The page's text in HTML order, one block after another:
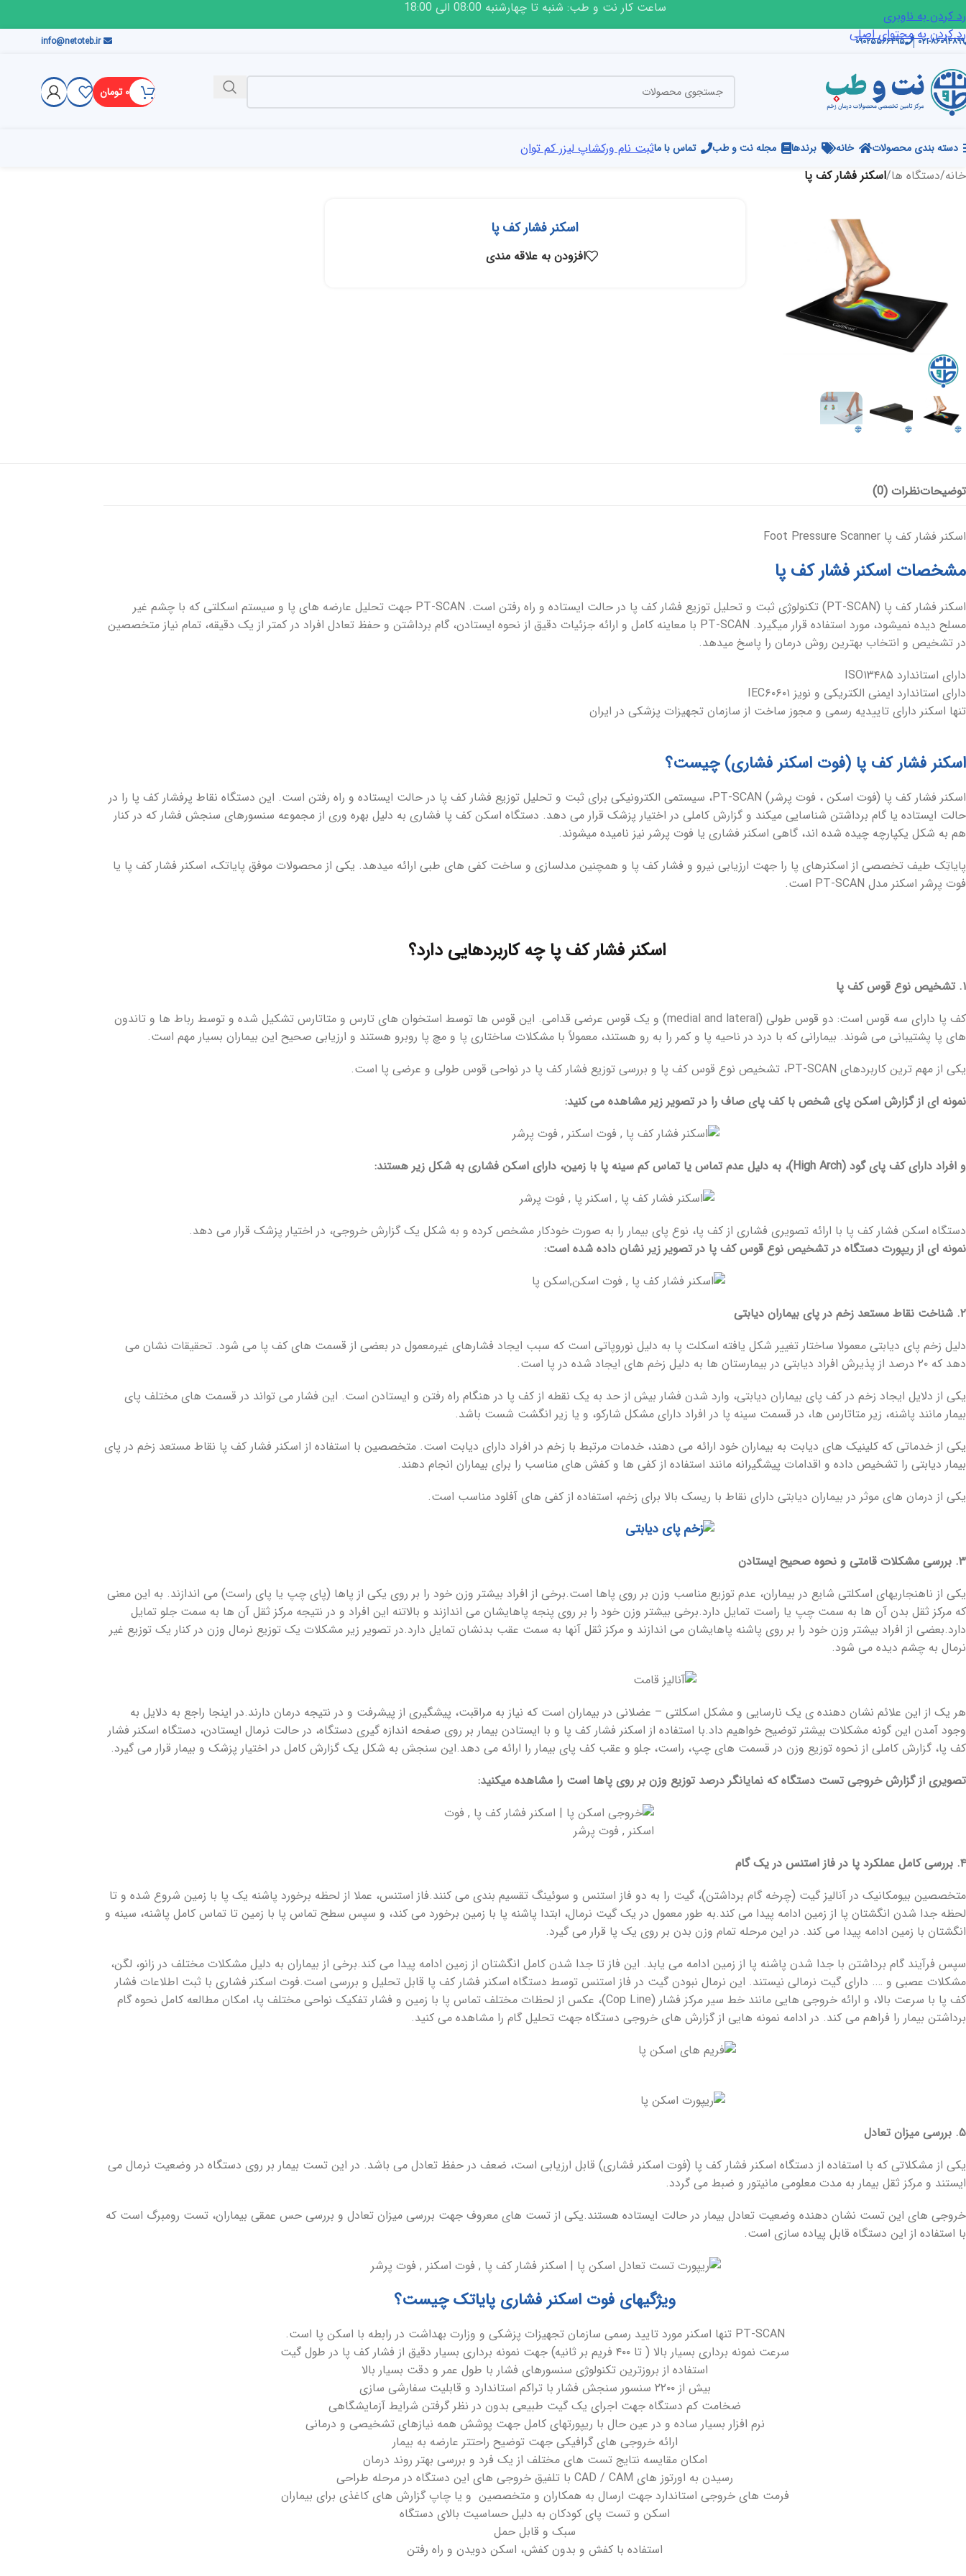
رد کردن به ناوبری
رد کردن به محتوای اصلی
ساعت کار نت و طب: شنبه تا چهارشنبه 08:00 الی 18:00
۰۲۱-۸۶۰۹۴۸۹۹ ۰۹۰۲۵۵۶۶۴۹۵ info@netoteb.ir
۰ تومان
دسته بندی محصولات
پانسمان آلژینات
هیدروکلوئید
خانه برندها مجله نت و طب تماس با ماثبت نام ورکشاپ لیزر کم توان
خانه/دستگاه ها/اسکنر فشار کف پا
اسکنر فشار کف پا
افزودن به علاقه مندی
توضیحاتنظرات (0)
اسکنر فشار کف پا Foot Pressure Scanner
مشخصات اسکنر فشار کف پا
اسکنر فشار کف پا (PT-SCAN) تکنولوژی ثبت و تحلیل توزیع فشار کف پا در حالت ایستاده و راه رفتن است. PT-SCAN جهت تحلیل عارضه های پا و سیستم اسکلتی که با چشم غیر
مسلح دیده نمیشود، مورد استفاده قرار میگیرد. PT-SCAN با معاینه کامل و ارائه جزئیات دقیق از نحوه ایستادن، گام برداشتن و حفظ تعادل افراد در کمتر از یک دقیقه، تمام نیاز متخصصین
در تشخیص و انتخاب بهترین روش درمان را پاسخ میدهد.
دارای استاندارد ISO۱۳۴۸۵
دارای استاندارد ایمنی الکتریکی و نویز IEC۶۰۶۰۱
تنها اسکنر دارای تاییدیه رسمی و مجوز ساخت از سازمان تجهیزات پزشکی در ایران
اسکنر فشار کف پا (فوت اسکنر فشاری) چیست؟
اسکنر فشار کف پا (فوت اسکن ، فوت پرشر) PT-SCAN، سیستمی الکترونیکی برای ثبت و تحلیل توزیع فشار کف پا در حالت ایستاده و راه رفتن است. این دستگاه نقاط پرفشار کف پا را در
حالت ایستاده یا گام برداشتن شناسایی میکند و گزارش کاملی در اختیار پزشک قرار می دهد. دستگاه اسکن کف پا فشاری به دلیل بهره وری از مجموعه سنسورهای سنجش فشار که در کنار
هم به شکل یکپارچه چیده شده اند، گاهی اسکنر فشاری یا فوت پرشر نیز نامیده میشوند.
پایاتِک طیف تخصصی از اسکنرهای پا را جهت ارزیابی نیرو و فشار کف پا و همچنین مدلسازی و ساخت کفی های طبی ارائه میدهد. یکی از محصولات موفق پایاتک، اسکنر فشار کف پا یا
فوت پرشر اسکنر مدل PT-SCAN است.
اسکنر فشار کف پا چه کاربردهایی دارد؟
۱. تشخیص نوع قوس کف پا
کف پا دارای سه قوس است: دو قوس طولی (medial and lateral) و یک قوس عرضی قدامی. این قوس ها توسط استخوان های تارس و متاتارس تشکیل شده و توسط رباط ها و تاندون
های پا پشتیبانی می شوند. بیمارانی که با درد در ناحیه پا و کمر را به رو هستند، معمولاً با مشکلات ساختاری پا و مچ پا روبرو هستند و ارزیابی صحیح این بیماران بسیار مهم است.
یکی از مهم ترین کاربردهای PT-SCAN، تشخیص نوع قوس کف پا و بررسی توزیع فشار کف پا در نواحی قوس طولی و عرضی پا است.
نمونه ای از گزارش اسکن پای شخص با کف پای صاف را در تصویر زیر مشاهده می کنید:
و افراد دارای کف پای گود (High Arch)، به دلیل عدم تماس یا تماس کم سینه پا با زمین، دارای اسکن فشاری به شکل زیر هستند:
دستگاه اسکن فشار کف پا با ارائه تصویری فشاری از کف پا، نوع پای بیمار را به صورت خودکار مشخص کرده و به شکل یک گزارش خروجی، در اختیار پزشک قرار می دهد.
نمونه ای از ریپورت دستگاه در تشخیص نوع قوس کف پا در تصویر زیر نشان داده شده است:
۲. شناخت نقاط مستعد زخم در پای بیماران دیابتی
دلیل زخم پای دیابتی معمولا ساختار تغییر شکل یافته اسکلت پا به دلیل نوروپاتی است که سبب ایجاد فشارهای غیرمعمول در بعضی از قسمت های کف پا می شود. تحقیقات نشان می
دهد که ۲۰ درصد از پذیرش افراد دیابتی در بیمارستان ها به دلیل زخم های ایجاد شده در پا است.
یکی از دلایل ایجاد زخم در کف پای بیماران دیابتی، وارد شدن فشار بیش از حد به یک نقطه از کف پا در هنگام راه رفتن و ایستادن است. این فشار می تواند در قسمت های مختلف پای
بیمار مانند پاشنه، زیر متاتارس ها، در قسمت سینه پا در افراد دارای مشکل شارکو، و یا زیر انگشت شست باشد.
یکی از خدماتی که کلینیک های دیابت به بیماران خود ارائه می دهند، خدمات مرتبط با زخم در افراد دارای دیابت است. متخصصین با استفاده از اسکنر فشار کف پا نقاط مستعد زخم در پای
بیمار دیابتی را تشخیص داده و اقدامات پیشگیرانه مانند استفاده از کفی ها و کفش های مناسب را برای بیماران انجام دهند.
یکی از درمان های موثر در بیماران دیابتی دارای نقاط با ریسک بالا برای زخم، استفاده از کفی های آفلود مناسب است.
۳. بررسی مشکلات قامتی و نحوه صحیح ایستادن
یکی از ناهنجاریهای اسکلتی شایع در بیماران، عدم توزیع مناسب وزن بر روی پاها است.برخی از افراد بیشتر وزن خود را بر روی یکی از پاها (پای چپ یا پای راست) می اندازند. به این معنی
که مرکز ثقل بدن آن ها به سمت چپ یا راست تمایل دارد.برخی بیشتر وزن خود را بر روی پنجه پاهایشان می اندازند و بالاتنه این افراد و در نتیجه مرکز ثقل آن ها به سمت جلو تمایل
دارد.بعضی از افراد بیشتر وزن خود را بر روی پاشنه پاهایشان می اندازند و مرکز ثقل آنها به سمت عقب بدنشان تمایل دارد.در تصویر زیر مشکلات یک توزیع نرمال وزن در کنار یک توزیع غیر
نرمال به چشم دیده می شود.
هر یک از این علائم نشان دهنده ی یک نارسایی و مشکل اسکلتی – عضلانی در بیماران است که نیاز به مراقبت، پیشگیری از پیشرفت و در نتیجه درمان دارند.در اینجا راجع به دلایل به
وجود آمدن این گونه مشکلات بیشتر توضیح خواهیم داد.با استفاده از اسکنر فشار کف پا و با ایستادن بیمار بر روی صفحه اندازه گیری دستگاه، در حالت نرمال ایستادن، دستگاه اسکنر فشار
کف پا، گزارش کاملی از نحوه توزیع وزن در قسمت های چپ، راست، جلو و عقب کف پای بیمار را ارائه می دهد.این سنجش به شکل یک گزارش کامل در اختیار پزشک و بیمار قرار می گیرد.
تصویری از گزارش خروجی تست دستگاه که نمایانگر درصد توزیع وزن بر روی پاها است را مشاهده میکنید:
۴. بررسی کامل عملکرد پا در فاز استنس در یک گام
متخصصین بیومکانیک در آنالیز گیت (چرخه گام برداشتن)، گیت را به دو فاز استنس و سوئینگ تقسیم بندی می کنند.فاز استنس، عملا از لحظه برخورد پاشنه یک پا با زمین شروع شده و تا
لحظه جدا شدن انگشتان پا از زمین ادامه پیدا می کند.به طور معمول در یک گیت نرمال، ابتدا پاشنه پا با زمین برخورد می کند، و سپس سطح تماس پا با زمین تا تماس کامل پاشنه، سینه و
انگشتان با زمین ادامه پیدا می کند. در این مرحله تمام وزن بدن بر روی یک پا قرار می گیرد.
سپس فرآیند گام برداشتن با جدا شدن پاشنه پا از زمین ادامه می یابد. این فاز تا جدا شدن کامل انگشتان از زمین ادامه پیدا می کند.برخی از بیماران به دلیل مشکلات مختلف در زانو، لگن،
مشکلات عصبی و …. دارای گیت نرمالی نیستند. این نرمال نبودن گیت در فاز استنس توسط دستگاه اسکنر فشار کف پا قابل تحلیل و بررسی است.فوت اسکنر فشاری با ثبت اطلاعات فشار
کف پا با سرعت بالا، و ارائه خروجی هایی مانند خط سیر مرکز فشار (Cop Line)، عکس از لحظات مختلف تماس پا با زمین و فشار تفکیک نواحی مختلف پا، امکان مطالعه کامل نحوه گام
برداشتن بیمار را فراهم می کند. در ادامه نمونه هایی از گزارش های خروجی دستگاه جهت تحلیل گام را مشاهده می کنید.
۵. بررسی میزان تعادل
یکی از مشکلاتی که با استفاده از دستگاه اسکنر فشار کف پا (فوت اسکنر فشاری) قابل ارزیابی است، ضعف در حفظ تعادل می باشد. در این تست بیمار بر روی دستگاه در وضعیت نرمال می
ایستند و مرکز ثقل بیمار به مدت معلومی مانیتور و ضبط می گردد.
خروجی های این تست نشان دهنده وضعیت تعادل بیمار در حالت ایستاده هستند.یکی از تست های معروف جهت بررسی میزان تعادل و بررسی حس عمقی بیماران، تست رومبرگ است که
با استفاده از این دستگاه قابل پیاده سازی است.
ویژگیهای فوت اسکنر فشاری پایاتک چیست؟
PT-SCAN تنها اسکنر مورد تایید رسمی سازمان تجهیزات پزشکی و وزارت بهداشت در رابطه با اسکن پا است.
سرعت نمونه برداری بسیار بالا ( تا ۴۰۰ فریم بر ثانیه) جهت نمونه برداری بسیار دقیق از فشار کف پا در طول گیت
استفاده از بروزترین تکنولوژی سنسورهای فشار با طول عمر و دقت بسیار بالا
بیش از ۲۲۰۰ سنسور سنجش فشار با تراکم استاندارد و قابلیت سفارشی سازی
ضخامت کم دستگاه جهت اجرای یک گیت طبیعی بدون در نظر گرفتن شرایط آزمایشگاهی
نرم افزار بسیار ساده و در عین حال با ریپورتهای کامل جهت پوشش همه نیازهای تشخیصی و درمانی
ارائه خروجی های گرافیکی جهت توضیح راحتتر عارضه به بیمار
امکان مقایسه نتایج تست های مختلف از یک فرد و بررسی بهتر روند درمان
رسیدن به اورتوز های CAD / CAM با تلفیق خروجی های این دستگاه در مرحله طراحی
فرمت های خروجی استاندارد جهت ارسال به همکاران و متخصصین و یا چاپ گزارش های کاغذی برای بیماران
اسکن و تست پای کودکان به دلیل حساسیت بالای دستگاه
سبک و قابل حمل
استفاده با کفش و بدون کفش، اسکن دویدن و راه رفتن